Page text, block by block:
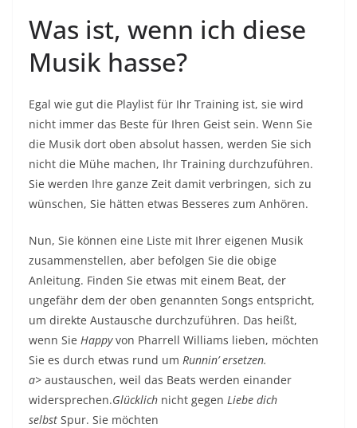
Was ist, wenn ich diese
Musik hasse?
Egal wie gut die Playlist für Ihr Training ist, sie wird
nicht immer das Beste für Ihren Geist sein. Wenn Sie
die Musik dort oben absolut hassen, werden Sie sich
nicht die Mühe machen, Ihr Training durchzuführen.
Sie werden Ihre ganze Zeit damit verbringen, sich zu
wünschen, Sie hätten etwas Besseres zum Anhören.
Nun, Sie können eine Liste mit Ihrer eigenen Musik
zusammenstellen, aber befolgen Sie die obige
Anleitung. Finden Sie etwas mit einem Beat, der
ungefähr dem der oben genannten Songs entspricht,
um direkte Austausche durchzuführen. Das heißt,
wenn Sie Happyvon Pharrell Williams lieben, möchten
Sie es durch etwas rund um Runnin’ ersetzen.
a> austauschen, weil das Beats werden einander
widersprechen.Glücklich nicht gegen Liebe dich
selbst Spur. Sie möchten